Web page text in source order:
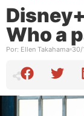
Who a
Por: Ellen Takahama 30/